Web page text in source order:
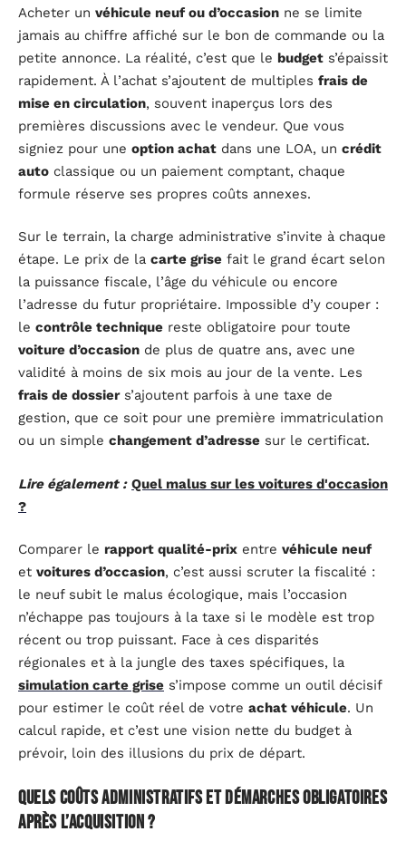
Acheter un véhicule neuf ou d’occasion ne se limite
jamais au chiffre affiché sur le bon de commande ou la
petite annonce. La réalité, c’est que le budget s’épaissit
rapidement. À l’achat s’ajoutent de multiples frais de
mise en circulation, souvent inaperçus lors des
premières discussions avec le vendeur. Que vous
signiez pour une option achat dans une LOA, un crédit
auto classique ou un paiement comptant, chaque
formule réserve ses propres coûts annexes.
Sur le terrain, la charge administrative s’invite à chaque
étape. Le prix de la carte grise fait le grand écart selon
la puissance fiscale, l’âge du véhicule ou encore
l’adresse du futur propriétaire. Impossible d’y couper :
le contrôle technique reste obligatoire pour toute
voiture d’occasion de plus de quatre ans, avec une
validité à moins de six mois au jour de la vente. Les
frais de dossiers’ajoutent parfois à une taxe de
gestion, que ce soit pour une première immatriculation
ou un simple changement d’adresse sur le certificat.
Lire également : Quel malus sur les voitures d'occasion
?
Comparer le rapport qualité-prix entre véhicule neuf
et voitures d’occasion, c’est aussi scruter la fiscalité :
le neuf subit le malus écologique, mais l’occasion
n’échappe pas toujours à la taxe si le modèle est trop
récent ou trop puissant. Face à ces disparités
régionales et à la jungle des taxes spécifiques, la
simulation carte grise s’impose comme un outil décisif
pour estimer le coût réel de votre achat véhicule. Un
calcul rapide, et c’est une vision nette du budget à
prévoir, loin des illusions du prix de départ.
Quels coûts administratifs et démarches obligatoires
après l’acquisition ?